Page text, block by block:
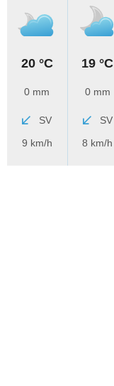
20 °C
0 mm
SV
9 km/h
19 °C
0 mm
SV
8 km/h